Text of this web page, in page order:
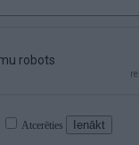
Atcerēties